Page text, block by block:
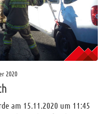
2020
am 15.11.2020 um 11:45